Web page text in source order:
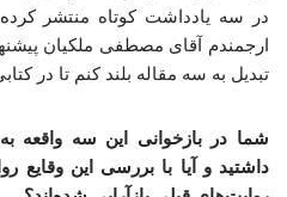
در سه یادداشت کوتاه منتشر
ارجمندم آقای مصطفی ملکیان
تبدیل به سه مقاله بلند کنم تا در
شما در بازخوانی این سه واقعه
داشتید و آیا با بررسی این وقایع